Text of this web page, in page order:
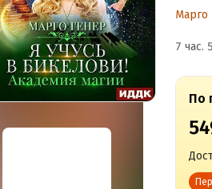
Марго
7 час.
По